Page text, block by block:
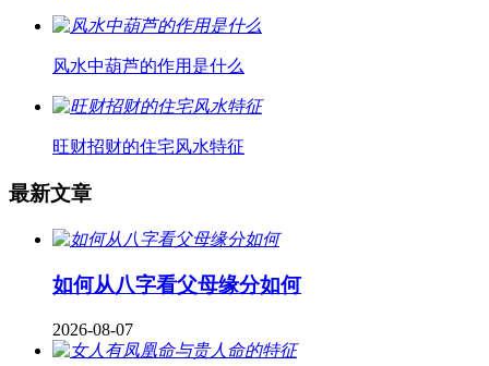
风水中葫芦的作用是什么
旺财招财的住宅风水特征
最新文章
如何从八字看父母缘分如何
2026-08-07